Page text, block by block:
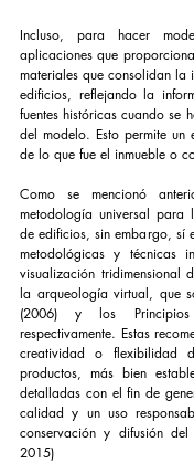
Incluso, para hacer
aplicaciones que
materiales que consolidan la
edificios, reflejando la
fuentes históricas cuando se
del modelo. Esto permite un
de lo que fue el inmueble o
Como se mencionó
metodología universal para
de edificios, sin embargo, sí
metodológicas y técnicas
visualización tridimensional
la arqueología virtual, que
(2006) y los
respectivamente. Estas
creatividad o flexibilidad
productos, más bien
detalladas con el fin de
calidad y un uso
conservación y difusión
2015)